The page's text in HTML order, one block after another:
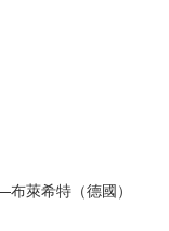
布萊希特（德國）